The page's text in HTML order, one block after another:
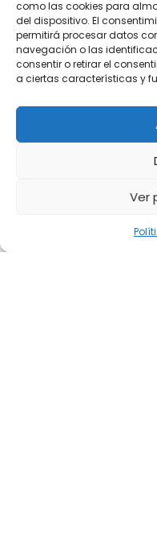
como las cookies para
del dispositivo. El
permitirá procesar datos
navegación o las
consentir o retirar el
a ciertas características y
Ver